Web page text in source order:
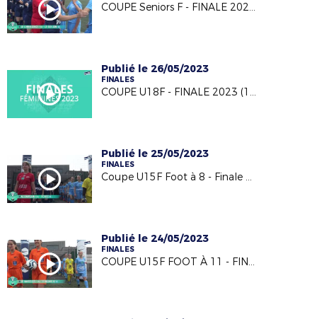
COUPE Seniors F - FINALE 2023 (18/05/23)
Publié le 26/05/2023
FINALES
COUPE U18F - FINALE 2023 (18/05/23)
Publié le 25/05/2023
FINALES
Coupe U15F Foot à 8 - Finale 2023 (18/05/23)
Publié le 24/05/2023
FINALES
COUPE U15F FOOT À 11 - FINALE 2023 (18/05/23)